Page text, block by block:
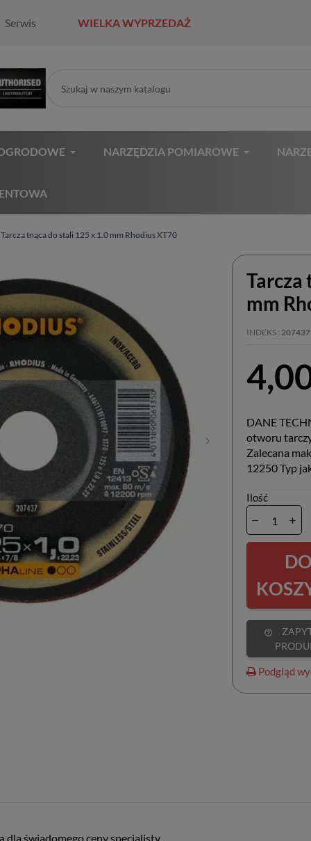
Serwis WIELKA WYPRZEDAŻ
NARZĘDZIA POMIAROWE
Tarcza tnąca do stali 125 x 1.0 mm Rhodius XT70
Tarcza
mm
INDEKS 207437
DANE
otworu
Zalecana
12250 Typ
Ilość
help_outline
Podgląd
dla świadomego ceny specjalisty.